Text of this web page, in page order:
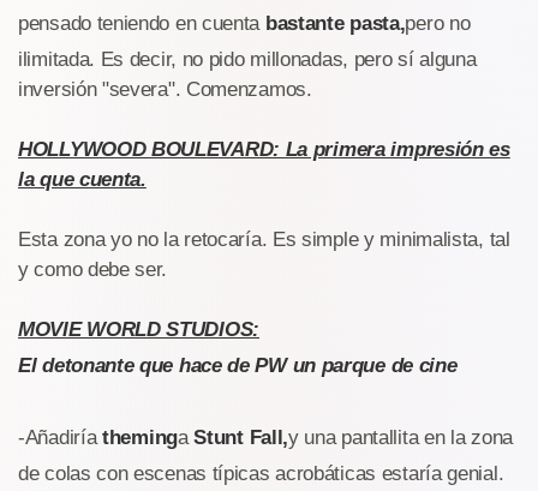
pensado teniendo en cuenta bastante pasta,pero no
ilimitada. Es decir, no pido millonadas, pero sí alguna
inversión "severa". Comenzamos.
HOLLYWOOD BOULEVARD: La primera impresión es
la que cuenta.
Esta zona yo no la retocaría. Es simple y minimalista, tal
y como debe ser.
MOVIE WORLD STUDIOS:
El detonante que hace de PW un parque de cine
-AñadiríathemingaStunt Fall,y una pantallita en la zona
de colas con escenas típicas acrobáticas estaría genial.